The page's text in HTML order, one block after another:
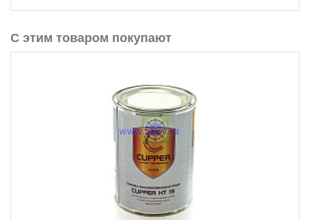
С этим товаром покупают